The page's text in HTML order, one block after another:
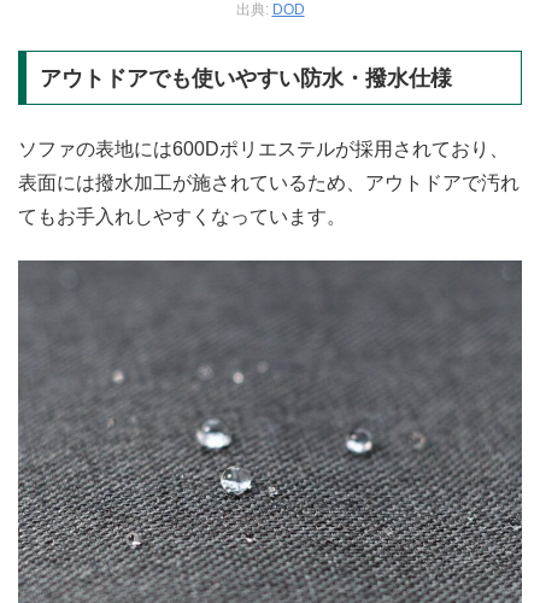
出典: DOD
アウトドアでも使いやすい防水・撥水仕様
ソファの表地には600Dポリエステルが採用されており、
表面には撥水加工が施されているため、アウトドアで汚れ
てもお手入れしやすくなっています。